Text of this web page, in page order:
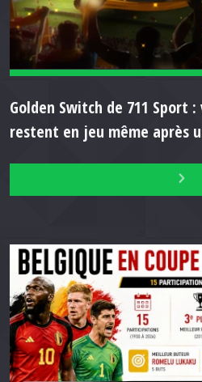
Golden Switch de 711 Sport
restent en jeu même après